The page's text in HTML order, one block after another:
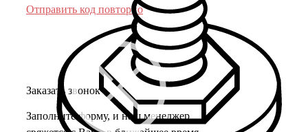
Отправить код повторно
Заказать звонок
Заполните форму, и наш менеджер